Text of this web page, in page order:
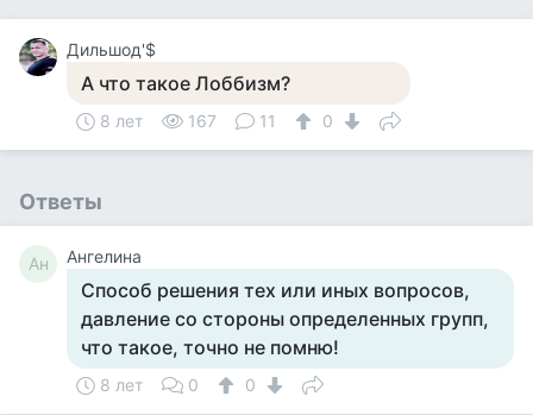
Дильшод'$
А что такое Лоббизм?
8 лет 167 11 0
Ответы
Ан Ангелина
Способ решения тех или иных вопросов,
давление со стороны определенных групп,
что такое, точно не помню!
8 лет 0 0